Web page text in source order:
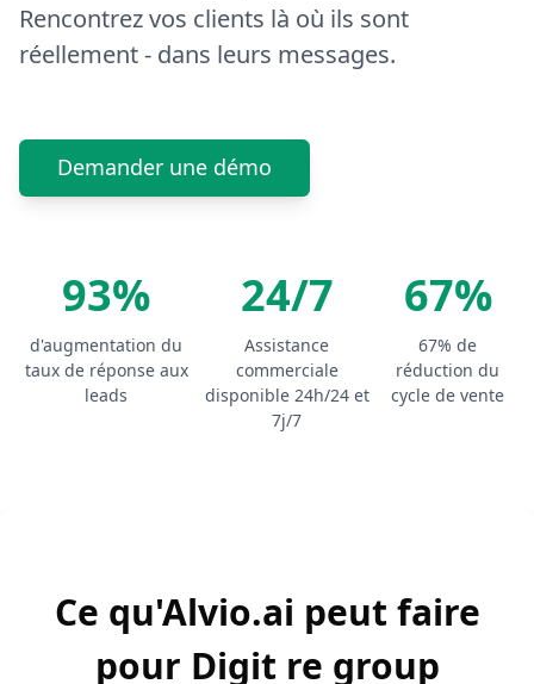
Rencontrez vos clients là où ils sont
réellement - dans leurs messages.
Demander une démo
93%
d'augmentation du
taux de réponse aux
leads
24/7
Assistance
commerciale
disponible 24h/24 et
7j/7
67%
67% de
réduction du
cycle de vente
Ce qu'Alvio.ai peut faire
pour Digit re group